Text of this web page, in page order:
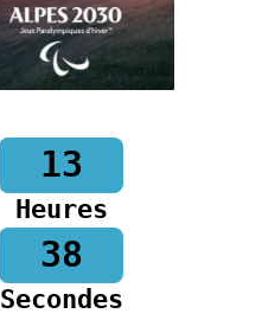
13
Heures
37
Secondes